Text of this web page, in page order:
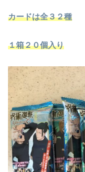
カードは全３２種
１箱２０個入り